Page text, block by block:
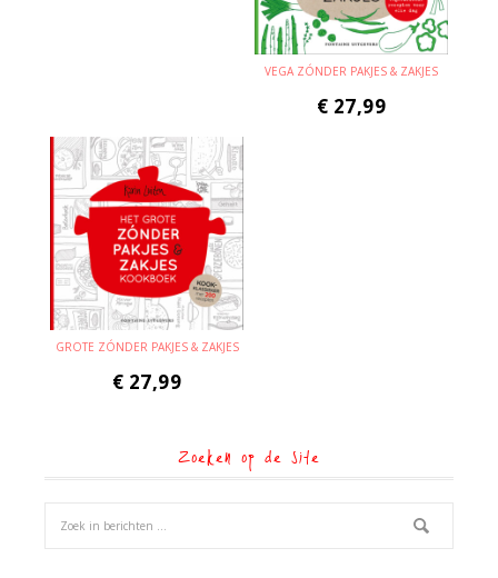
VEGA ZÓNDER PAKJES & ZAKJES
€ 27,99
GROTE ZÓNDER PAKJES & ZAKJES
€ 27,99
Zoeken op de site